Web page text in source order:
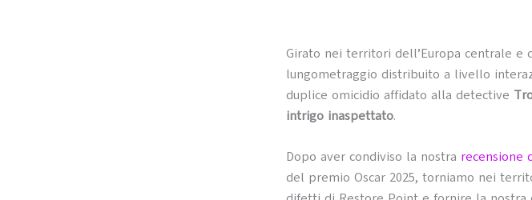
Girato nei territori dell’Europa centrale e
lungometraggio distribuito a livello
duplice omicidio affidato alla detective
intrigo inaspettato.
Dopo aver condiviso la nostra recensione
del premio Oscar 2025, torniamo nei